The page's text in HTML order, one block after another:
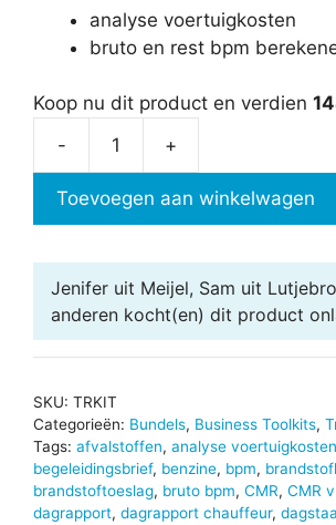
analyse voertuigkosten
bruto en rest bpm
Koop nu dit product en verdien
-
aantal
+
Toevoegen aan winkelwagen
Jenifer uit Meijel, Sam uit
anderen kocht(en) dit product
SKU: TRKIT
Categorieën: Bundels, Business Toolkits,
Tags: afvalstoffen, analyse voertuigkosten
begeleidingsbrief, benzine, bpm,
brandstoftoeslag, bruto bpm, CMR, CMR
dagrapport, dagrapport chauffeur,